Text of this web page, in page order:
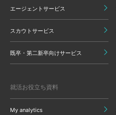
エージェントサービス
スカウトサービス
既卒・第二新卒向けサービス
就活お役立ち資料
My analytics